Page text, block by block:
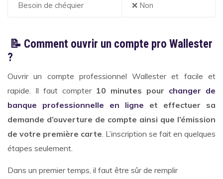
Besoin de chéquier ❌ Non
📝 Comment ouvrir un compte pro Wallester
?
Ouvrir un compte professionnel Wallester et facile et
rapide. Il faut compter 10 minutes pour changer de
banque professionnelle en ligne et effectuer sa
demande d’ouverture de compte ainsi que l’émission
de votre première carte. L’inscription se fait en quelques
étapes seulement.
Dans un premier temps, il faut être sûr de remplir